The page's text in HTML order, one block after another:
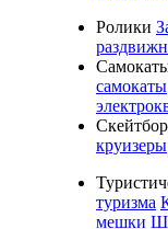
Ролики
самокаты
круизеры
туризма
мешки